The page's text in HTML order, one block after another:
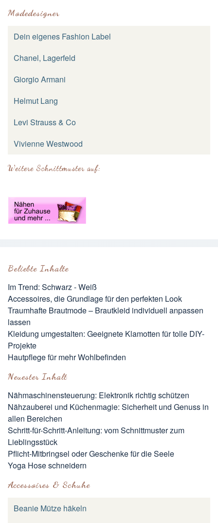
Beliebte Inhalte
Im Trend: Schwarz - Weiß
Accessoires, die Grundlage für den perfekten Look
Traumhafte Brautmode – Brautkleid individuell anpassen
lassen
Kleidung umgestalten: Geeignete Klamotten für tolle DIY-
Projekte
Hautpflege für mehr Wohlbefinden
Neuester Inhalt
Nähmaschinensteuerung: Elektronik richtig schützen
Nähzauberei und Küchenmagie: Sicherheit und Genuss in
allen Bereichen
Schritt-für-Schritt-Anleitung: vom Schnittmuster zum
Lieblingsstück
Pflicht-Mitbringsel oder Geschenke für die Seele
Yoga Hose schneidern
Accessoires & Schuhe
Beanie Mütze häkeln
Modedesigner
Dein eigenes Fashion Label
Chanel, Lagerfeld
Giorgio Armani
Helmut Lang
Levi Strauss & Co
Vivienne Westwood
Weitere Schnittmuster auf: